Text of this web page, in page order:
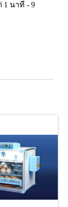
1 นาที - 9